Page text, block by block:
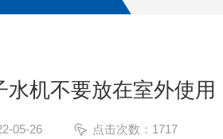
水机不要放在室外使用
05-26 点击次数：1717